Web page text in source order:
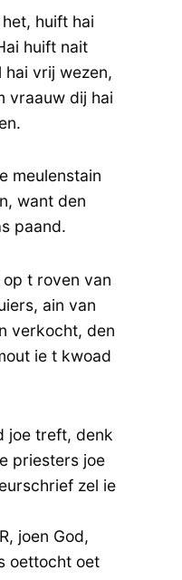
huift hai
huift nait
hai vrij wezen,
vraauw dij hai
meulenstain
want den
paand.
t roven van
ain van
verkocht, den
ie t kwoad
joe treft, denk
priesters joe
zel ie
joen God,
oettocht oet